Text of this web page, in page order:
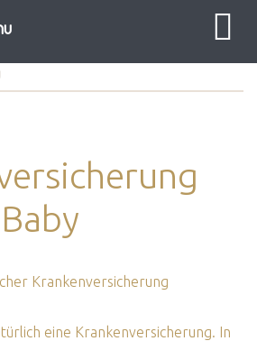
eine Krankenversicherung. In